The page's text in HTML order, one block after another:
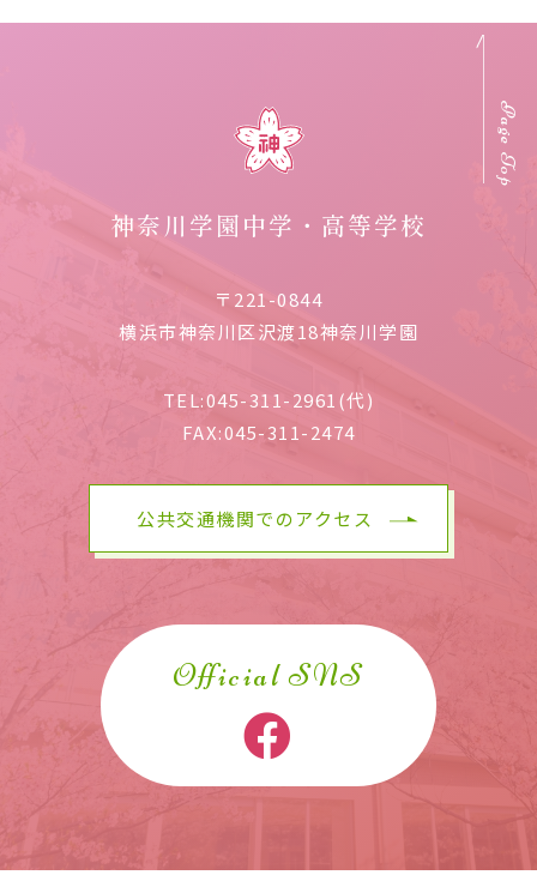
神奈川学園中学・高等学校
〒221-0844
横浜市神奈川区沢渡18神奈川学園
TEL:045-311-2961(代)
FAX:045-311-2474
公共交通機関でのアクセス
Official SNS
Page Top